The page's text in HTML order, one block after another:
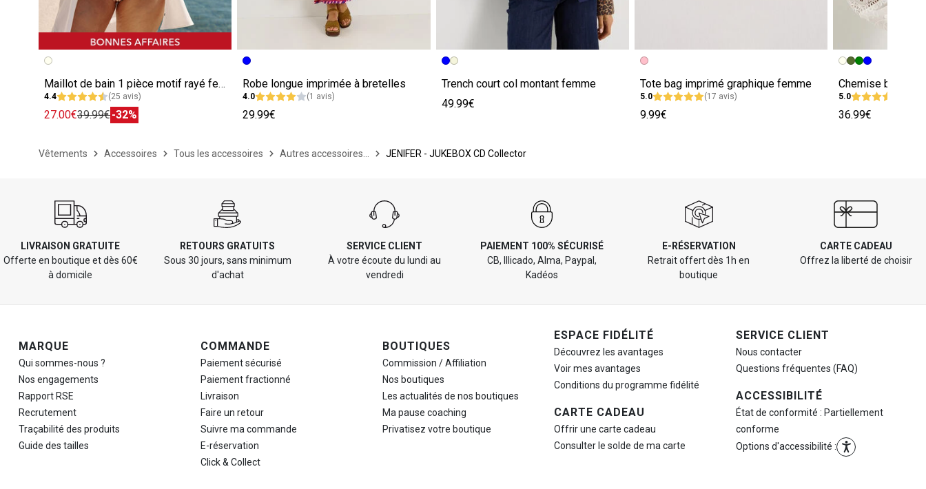
Maillot de bain 1 pièce motif rayé femme
4.4 (25 avis)
27.00€39.99€-32%
Robe longue imprimée à bretelles
4.0 (1 avis)
29.99€
Trench court col montant femme
49.99€
Tote bag imprimé graphique femme
5.0 (17 avis)
9.99€
5.0
36.99€
Vêtements Accessoires Tous les accessoires Autres accessoires... JENIFER - JUKEBOX CD Collector
LIVRAISON GRATUITE
Offerte en boutique et dès 60€
à domicile
RETOURS GRATUITS
Sous 30 jours, sans minimum
d'achat
SERVICE CLIENT
À votre écoute du lundi au
vendredi
PAIEMENT 100% SÉCURISÉ
CB, Illicado, Alma, Paypal,
Kadéos
E-RÉSERVATION
Retrait offert dès 1h en
boutique
CARTE CADEAU
Offrez la liberté de choisir
Navigation de pied de page
MARQUE
Qui sommes-nous ?
Nos engagements
Rapport RSE
Recrutement
Traçabilité des produits
Guide des tailles
COMMANDE
Paiement sécurisé
Paiement fractionné
Livraison
Faire un retour
Suivre ma commande
E-réservation
Click & Collect
BOUTIQUES
Commission / Affiliation
Nos boutiques
Les actualités de nos boutiques
Ma pause coaching
Privatisez votre boutique
ESPACE FIDÉLITÉ
Découvrez les avantages
Voir mes avantages
Conditions du programme fidélité
CARTE CADEAU
Offrir une carte cadeau
Consulter le solde de ma carte
SERVICE CLIENT
Nous contacter
Questions fréquentes (FAQ)
ACCESSIBILITÉ
État de conformité : Partiellement
conforme
Options d'accessibilité :